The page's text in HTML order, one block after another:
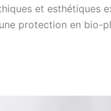
et esthétiques
protection en bio-